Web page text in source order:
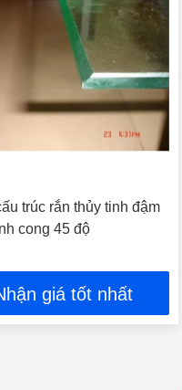
trúc rắn thủy tinh đậm
cong 45 độ
giá tốt nhất